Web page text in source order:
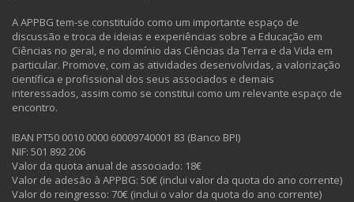
A APPBG tem-se constituído como um importante espaço de
discussão e troca de ideias e experiências sobre a Educação em
Ciências no geral, e no domínio das Ciências da Terra e da Vida em
particular. Promove, com as atividades desenvolvidas, a valorização
científica e profissional dos seus associados e demais
interessados, assim como se constitui como um relevante espaço de
encontro.
IBAN PT50 0010 0000 60009740001 83 (Banco BPI)
NIF: 501 892 206
Valor da quota anual de associado: 18€
Valor de adesão à APPBG: 50€ (inclui valor da quota do ano corrente)
Valor do reingresso: 70€ (inclui o valor da quota do ano corrente)